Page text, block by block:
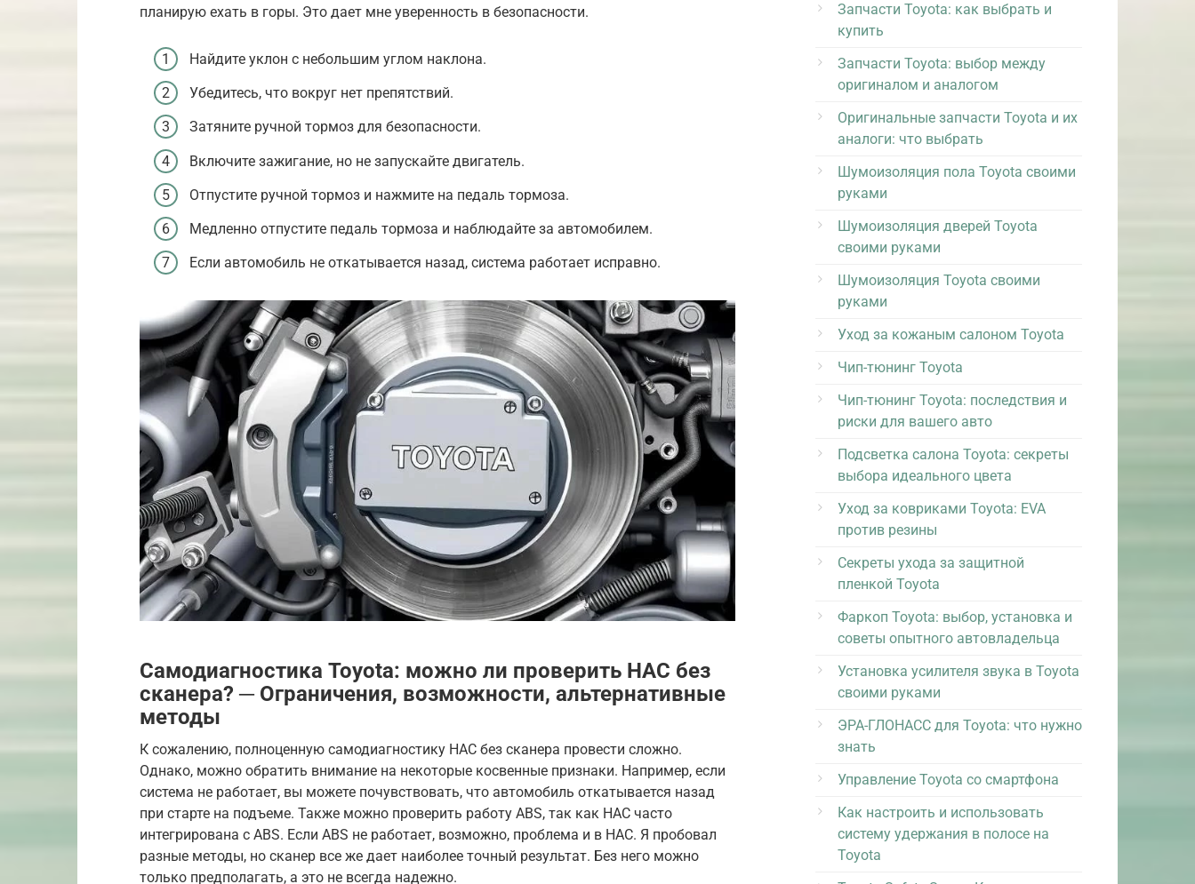
планирую ехать в горы. Это дает мне уверенность в безопасности.
Найдите уклон с небольшим углом наклона.
Убедитесь, что вокруг нет препятствий.
Затяните ручной тормоз для безопасности.
Включите зажигание, но не запускайте двигатель.
Отпустите ручной тормоз и нажмите на педаль тормоза.
Медленно отпустите педаль тормоза и наблюдайте за автомобилем.
Если автомобиль не откатывается назад, система работает исправно.
Самодиагностика Toyota: можно ли проверить HAC без
сканера? ─ Ограничения, возможности, альтернативные
методы
К сожалению, полноценную самодиагностику HAC без сканера провести сложно.
Однако, можно обратить внимание на некоторые косвенные признаки. Например, если
система не работает, вы можете почувствовать, что автомобиль откатывается назад
при старте на подъеме. Также можно проверить работу ABS, так как HAC часто
интегрирована с ABS. Если ABS не работает, возможно, проблема и в HAC. Я пробовал
разные методы, но сканер все же дает наиболее точный результат. Без него можно
только предполагать, а это не всегда надежно.
Запчасти Toyota: как выбрать и
купить
Запчасти Toyota: выбор между
оригиналом и аналогом
Оригинальные запчасти Toyota и их
аналоги: что выбрать
Шумоизоляция пола Toyota своими
руками
Шумоизоляция дверей Toyota
своими руками
Шумоизоляция Toyota своими
руками
Уход за кожаным салоном Toyota
Чип-тюнинг Toyota
Чип-тюнинг Toyota: последствия и
риски для вашего авто
Подсветка салона Toyota: секреты
выбора идеального цвета
Уход за ковриками Toyota: EVA
против резины
Секреты ухода за защитной
пленкой Toyota
Фаркоп Toyota: выбор, установка и
советы опытного автовладельца
Установка усилителя звука в Toyota
своими руками
ЭРА-ГЛОНАСС для Toyota: что нужно
знать
Управление Toyota со смартфона
Как настроить и использовать
систему удержания в полосе на
Toyota